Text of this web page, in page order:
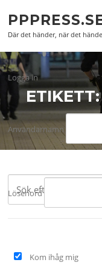
innehåll
Där det händer, när det
Logga in
Användarnamn
Lösenord
Kom ihåg mig